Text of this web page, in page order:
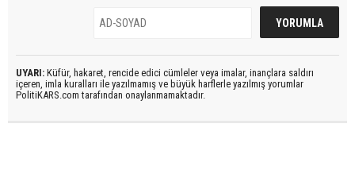
UYARI: Küfür, hakaret, rencide edici cümleler veya imalar, inançlara saldırı
içeren, imla kuralları ile yazılmamış ve büyük harflerle yazılmış yorumlar
PolitiKARS.com tarafından onaylanmamaktadır.